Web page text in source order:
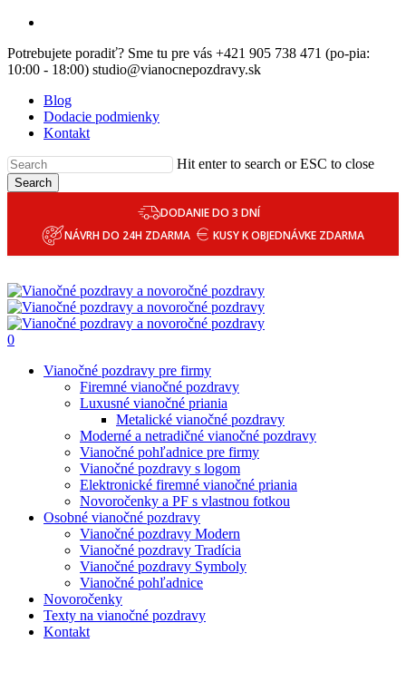
Skip
main
content
Potrebujete poradiť? Sme tu pre vás +421 905 738 471 (po-pia:
10:00 - 18:00) studio@vianocnepozdravy.sk
Blog
Dodacie podmienky
Kontakt
Hit enter to search or ESC to close
Search
DODANIE DO 3 DNÍ
NÁVRH DO 24H ZDARMA
KUSY K OBJEDNÁVKE ZDARMA
0
Vianočné pozdravy pre firmy
Firemné vianočné pozdravy
Luxusné vianočné priania
Metalické vianočné pozdravy
Moderné a netradičné vianočné pozdravy
Vianočné pohľadnice pre firmy
Vianočné pozdravy s logom
Elektronické firemné vianočné priania
Novoročenky a PF s vlastnou fotkou
Osobné vianočné pozdravy
Vianočné pozdravy Modern
Vianočné pozdravy Tradícia
Vianočné pozdravy Symboly
Vianočné pohľadnice
Novoročenky
Texty na vianočné pozdravy
Kontakt